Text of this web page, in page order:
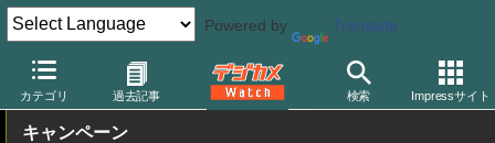
Powered by Translate
カテゴリ 過去記事 検索 Impressサイト
デジカメ Watch PC/モバイル関連 PC
キャンペーン